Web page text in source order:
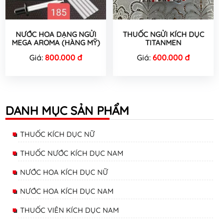
NƯỚC HOA DẠNG NGỬI
MEGA AROMA (HÀNG MỸ)
Giá: 800.000 đ
THUỐC NGỬI KÍCH DỤC
TITANMEN
Giá: 600.000 đ
DANH MỤC SẢN PHẨM
THUỐC KÍCH DỤC NỮ
THUỐC NƯỚC KÍCH DỤC NAM
NƯỚC HOA KÍCH DỤC NỮ
NƯỚC HOA KÍCH DỤC NAM
THUỐC VIÊN KÍCH DỤC NAM